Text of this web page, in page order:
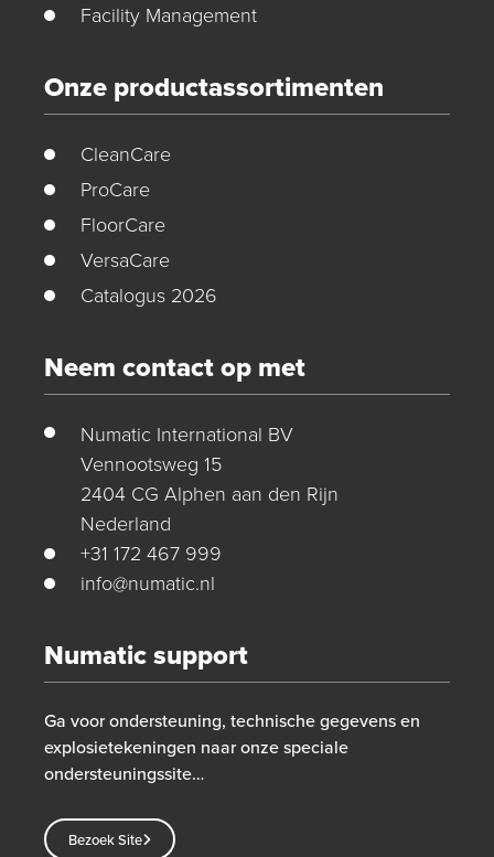
Facility Management
Onze productassortimenten
CleanCare
ProCare
FloorCare
VersaCare
Catalogus 2026
Neem contact op met
Numatic International BV
Vennootsweg 15
2404 CG Alphen aan den Rijn
Nederland
+31 172 467 999
info@numatic.nl
Numatic support
Ga voor ondersteuning, technische gegevens en
explosietekeningen naar onze speciale
ondersteuningssite…
Bezoek Site